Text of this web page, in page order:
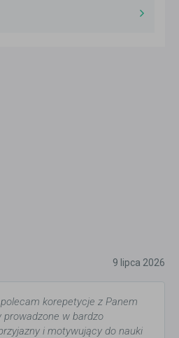
9 lipca 2026
korepetycje z Panem
prowadzone w bardzo
i motywujący do nauki